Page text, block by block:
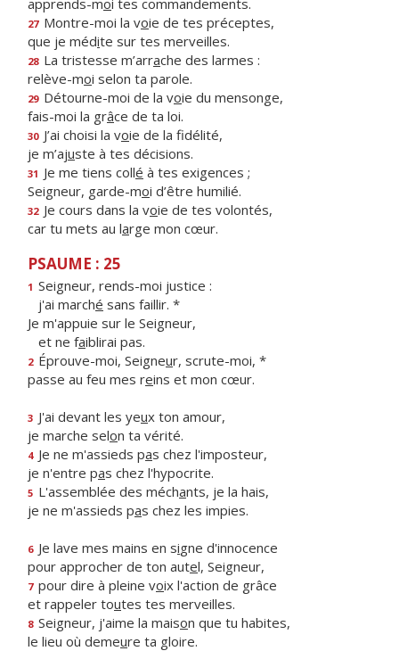
apprends-moi tes commandements.
27 Montre-moi la voie de tes préceptes,
que je médite sur tes merveilles.
28 La tristesse m’arrache des larmes :
relève-moi selon ta parole.
29 Détourne-moi de la voie du mensonge,
fais-moi la grâce de ta loi.
30 J’ai choisi la voie de la fidélité,
je m’ajuste à tes décisions.
31 Je me tiens collé à tes exigences ;
Seigneur, garde-moi d’être humilié.
32 Je cours dans la voie de tes volontés,
car tu mets au large mon cœur.
PSAUME : 25
1 Seigneur, rends-moi justice :
j'ai marché sans faillir. *
Je m'appuie sur le Seigneur,
et ne faiblirai pas.
2 Éprouve-moi, Seigneur, scrute-moi, *
passe au feu mes reins et mon cœur.
3 J'ai devant les yeux ton amour,
je marche selon ta vérité.
4 Je ne m'assieds pas chez l'imposteur,
je n'entre pas chez l'hypocrite.
5 L'assemblée des méchants, je la hais,
je ne m'assieds pas chez les impies.
6 Je lave mes mains en signe d'innocence
pour approcher de ton autel, Seigneur,
7 pour dire à pleine voix l'action de grâce
et rappeler toutes tes merveilles.
8 Seigneur, j'aime la maison que tu habites,
le lieu où demeure ta gloire.